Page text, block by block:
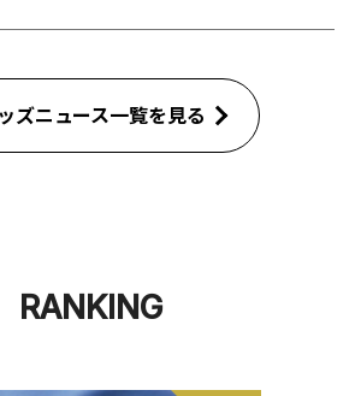
ズニュース一覧を見る
RANKING